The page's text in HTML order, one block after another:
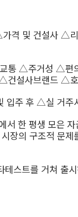
및 건설사 △
통 △주거성 △
설사브랜드 △호
주 후 △실 거
한 평생 모은
장의 구조적 문
스트를 거쳐 출